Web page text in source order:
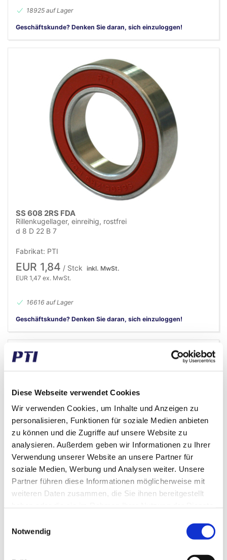
Diese Webseite verwendet Cookies
Wir verwenden Cookies, um Inhalte und Anzeigen zu
personalisieren, Funktionen für soziale Medien anbieten
zu können und die Zugriffe auf unsere Website zu
analysieren. Außerdem geben wir Informationen zu Ihrer
Verwendung unserer Website an unsere Partner für
soziale Medien, Werbung und Analysen weiter. Unsere
Partner führen diese Informationen möglicherweise mit
weiteren Daten zusammen, die Sie ihnen bereitgestellt
Notwendig
18925 auf Lager
Geschäftskunde? Denken Sie daran, sich einzuloggen!
SS 608 2RS FDA
Rillenkugellager, einreihig, rostfrei
d 8 D 22 B 7
Fabrikat: PTI
EUR 1,84 / Stck inkl. MwSt.
EUR 1,47 ex. MwSt.
16616 auf Lager
Geschäftskunde? Denken Sie daran, sich einzuloggen!